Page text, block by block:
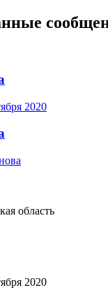
2020
область
2020